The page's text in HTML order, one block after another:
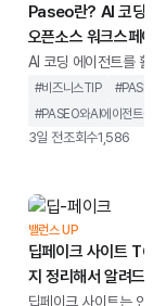
Paseo란? AI 코딩 에
오픈소스 워크스페이
AI 코딩 에이전트를 활
버깅, 리뷰 등여러 작업
있습니다.하지만 작업
지켜야 한다는 제약이
OpenCode, Copilot 같
스크톱, 웹, CLI에서 함
과 가깝습니다.이번 글
왜 AI 코딩 에이전트
#비즈니스TIP #PASEO
#PASEO와AI에이전트툴차
3일 전조회수1,586
밸런스 UP
딥페이크 사이트
지 정리해서 알려드립
딥페이크 사이트는 인